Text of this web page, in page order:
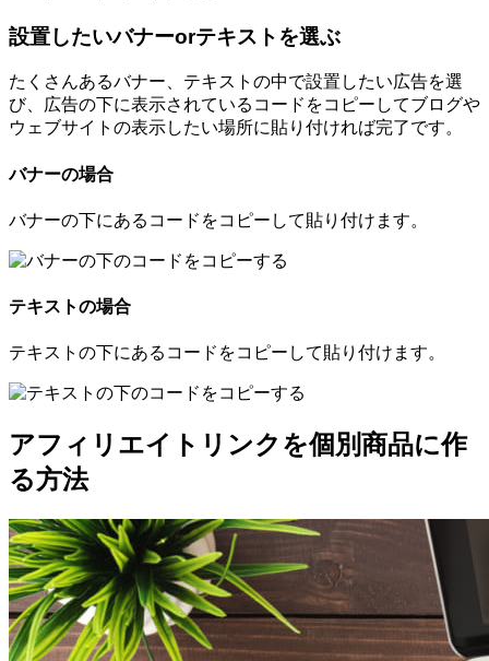
設置したいバナーorテキストを選ぶ
たくさんあるバナー、テキストの中で設置したい広告を選
び、広告の下に表示されているコードをコピーしてブログや
ウェブサイトの表示したい場所に貼り付ければ完了です。
バナーの場合
バナーの下にあるコードをコピーして貼り付けます。
テキストの場合
テキストの下にあるコードをコピーして貼り付けます。
アフィリエイトリンクを個別商品に作
る方法